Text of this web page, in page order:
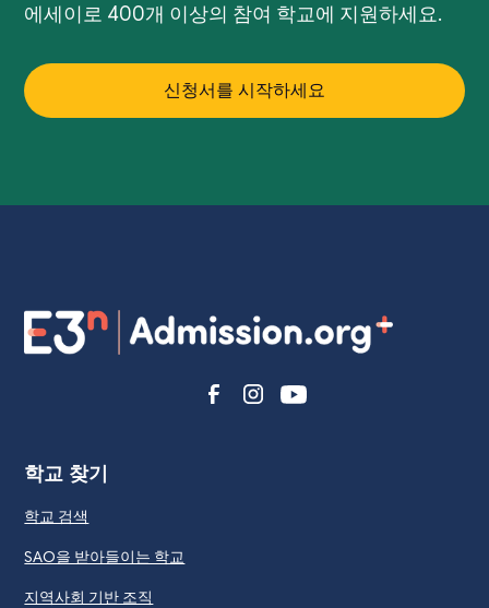
에세이로 400개 이상의 참여 학교에 지원하세요.
신청서를 시작하세요
학교 찾기
학교 검색
SAO을 받아들이는 학교
지역사회 기반 조직